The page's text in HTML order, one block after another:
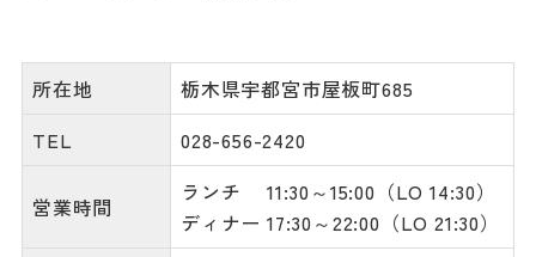
所在地
栃木県宇都宮市屋板町685
TEL
028-656-2420
営業時間
ランチ 11:30～15:00（LO 14:30）
ディナー 17:30～22:00（LO 21:30）